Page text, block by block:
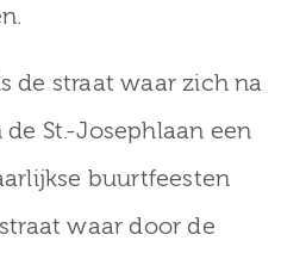
de straat waar zich na
St.-Josephlaan een
buurtfeesten
waar door de